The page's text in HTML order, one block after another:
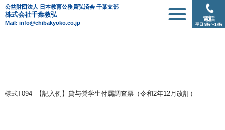
公益財団法人 日本教育公務員弘済会 千葉支部
株式会社千葉教弘
Mail: info@chibakyoko.co.jp
電話
平日 9時〜17時
様式T094_【記入例】貸与奨学生付属調査票（令和2年12月改訂）